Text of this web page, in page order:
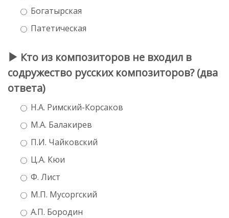
Богатырская
Патетическая
Кто из композиторов не входил в
содружество русских композиторов? (два
ответа)
Н.А. Римский-Корсаков
М.А. Балакирев
П.И. Чайковский
Ц.А. Кюи
Ф. Лист
М.П. Мусоргский
А.П. Бородин